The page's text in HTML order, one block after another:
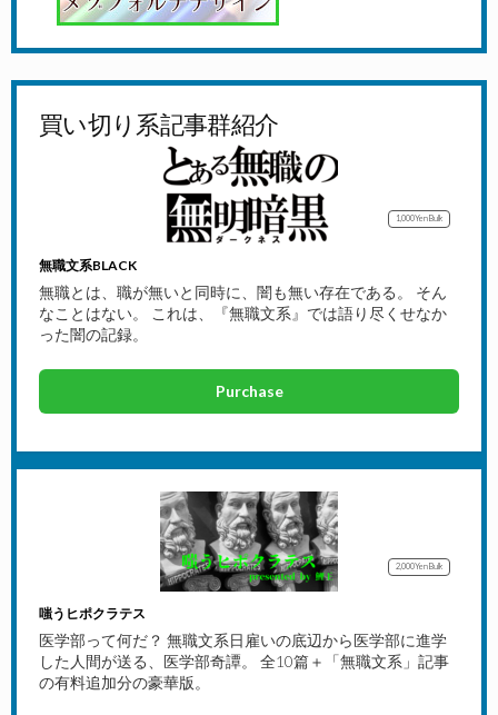
買い切り系記事群紹介
1,000YenBulk
無職文系BLACK
無職とは、職が無いと同時に、闇も無い存在である。 そん
なことはない。 これは、『無職文系』では語り尽くせなか
った闇の記録。
Purchase
2,000YenBulk
嗤うヒポクラテス
医学部って何だ？ 無職文系日雇いの底辺から医学部に進学
した人間が送る、医学部奇譚。 全10篇＋「無職文系」記事
の有料追加分の豪華版。